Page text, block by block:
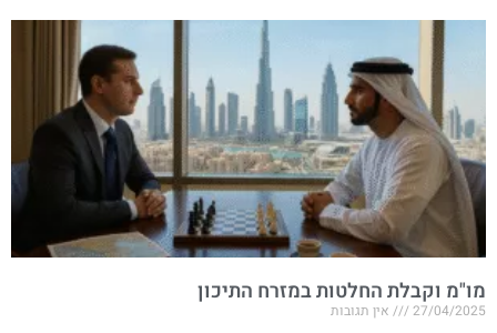
מו"מ וקבלת החלטות במזרח התיכון
27/04/2025 אין תגובות